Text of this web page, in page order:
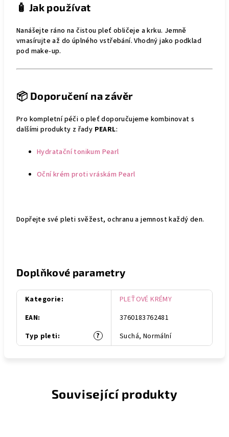
🧴 Jak používat
Nanášejte ráno na čistou pleť obličeje a krku. Jemně
vmasírujte až do úplného vstřebání. Vhodný jako podklad
pod make-up.
📦 Doporučení na závěr
Pro kompletní péči o pleť doporučujeme kombinovat s
dalšími produkty z řady PEARL:
Hydratační tonikum Pearl
Oční krém proti vráskám Pearl
Dopřejte své pleti svěžest, ochranu a jemnost každý den.
Doplňkové parametry
Kategorie:
PLEŤOVÉ KRÉMY
EAN:
3760183762481
?
Typ pleti: Suchá, Normální
Související produkty